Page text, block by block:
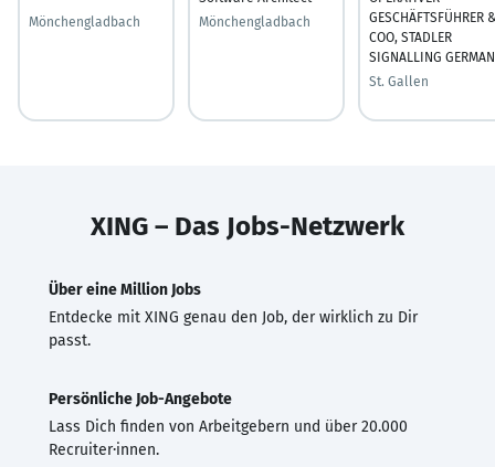
Mönchengladbach
Mönchengladbach
GESCHÄFTSFÜHRER
COO, STADLER
SIGNALLING
St. Gallen
XING – Das Jobs-Netzwerk
Über eine Million Jobs
Entdecke mit XING genau den Job, der wirklich zu Dir
passt.
Persönliche Job-Angebote
Lass Dich finden von Arbeitgebern und über 20.000
Recruiter·innen.